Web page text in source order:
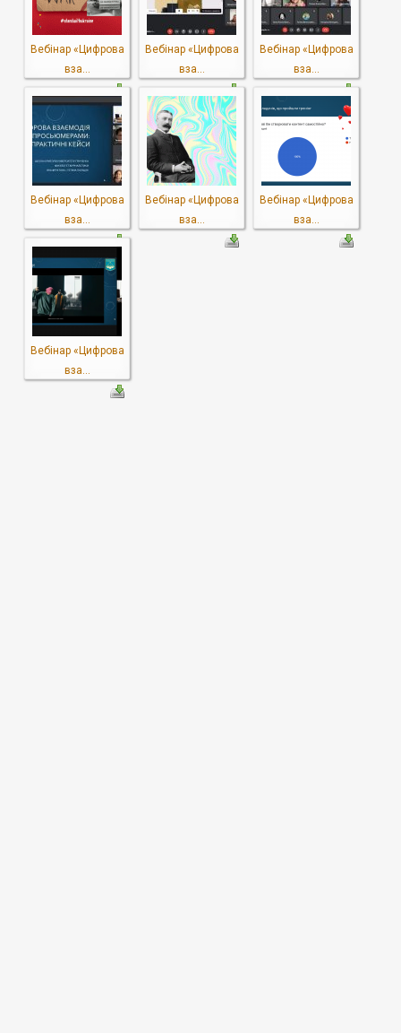
Вебінар «Цифрова
вза...
Вебінар «Цифрова
вза...
Вебінар «Цифрова
вза...
Вебінар «Цифрова
вза...
Вебінар «Цифрова
вза...
Вебінар «Цифрова
вза...
Вебінар «Цифрова
вза...